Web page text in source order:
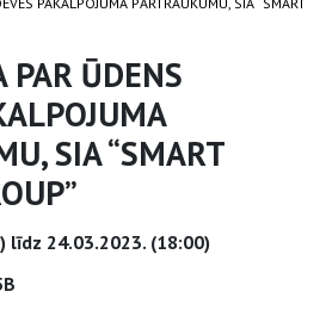
PAR ŪDENS
SIA “SMART
līdz 24.03.2023. (18:00)